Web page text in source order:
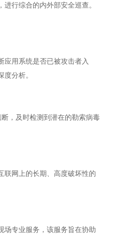
行综合的内外部安全巡查。
应用系统是否已被攻击者入
分析。
，及时检测到潜在的勒索病毒
联网上的长期、高度破坏性的
场专业服务，该服务旨在协助